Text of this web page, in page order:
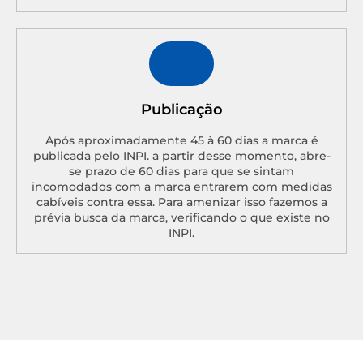
Publicação
Após aproximadamente 45 à 60 dias a marca é
publicada pelo INPI. a partir desse momento, abre-
se prazo de 60 dias para que se sintam
incomodados com a marca entrarem com medidas
cabíveis contra essa. Para amenizar isso fazemos a
prévia busca da marca, verificando o que existe no
INPI.